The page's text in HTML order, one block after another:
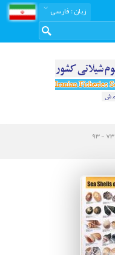
زبان: فارسی